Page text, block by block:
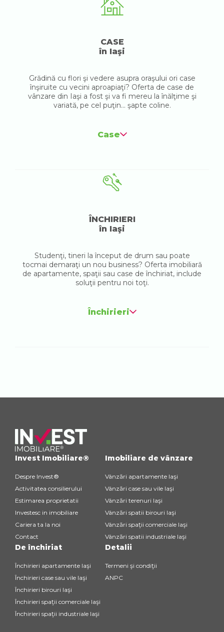
CASE
în Iaşi
Grădină cu flori şi vedere asupra oraşului ori case
înşiruite cu vecini aproapiaţi? Oferta de case de
vânzare din Iaşi a fost şi va fi mereu la înălţime şi
variată, pe cel puţin... şapte coline.
Case
ÎNCHIRIERI
în Iaşi
Studenţi, tineri la început de drum sau poate
tocmai demaraţi un nou business? Oferta imobiliară
de apartamente, spaţii sau case de închiriat, include
soluţii pentru noi toţi.
Închirieri
Invest Imobiliare®
Despre Invest®
Activitatea consilierului
Estimarea proprietatii
Investesc in imobiliare
Cariera ta la noi
Contact
Imobiliare de vânzare
Vânzări apartamente Iaşi
Vânzări case sau vile Iaşi
Vânzări terenuri Iaşi
Vânzări spatii birouri Iaşi
Vânzări spaţii comerciale Iaşi
Vânzări spatii industriale Iaşi
De închiriat
Închirieri apartamente Iaşi
Închirieri case sau vile Iaşi
Închirieri birouri Iaşi
Închirieri spaţii comerciale Iaşi
Închirieri spaţii industriale Iaşi
Detalii
Termeni şi condiţii
ANPC